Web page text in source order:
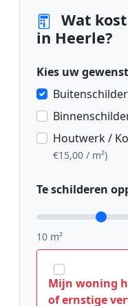
Wat
in Heerle?
Kies uw
Houtwerk /
€15,00 / m²)
Te schilderen
10 m²
Mijn woning
of ernstige